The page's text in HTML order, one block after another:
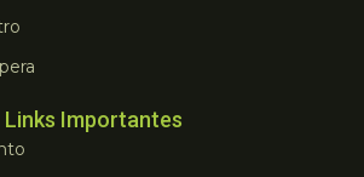
Links Importantes